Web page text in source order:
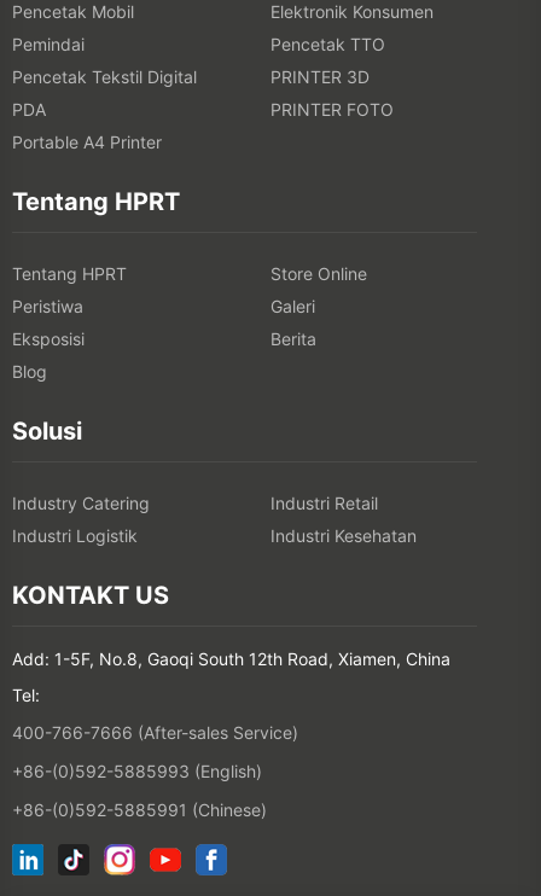
Pencetak Mobil
Elektronik Konsumen
Pemindai
Pencetak TTO
Pencetak Tekstil Digital
PRINTER 3D
PDA
PRINTER FOTO
Portable A4 Printer
Tentang HPRT
Tentang HPRT
Store Online
Peristiwa
Galeri
Eksposisi
Berita
Blog
Solusi
Industry Catering
Industri Retail
Industri Logistik
Industri Kesehatan
KONTAKT US
Add: 1-5F, No.8, Gaoqi South 12th Road, Xiamen, China
Tel:
400-766-7666 (After-sales Service)
+86-(0)592-5885993 (English)
+86-(0)592-5885991 (Chinese)